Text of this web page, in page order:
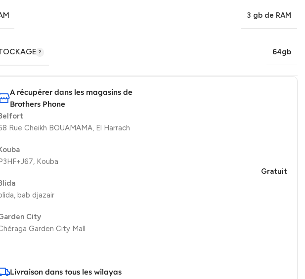
3 gb de RAM
64gb
A récupérer dans les magasins de
Brothers Phone
Rue Cheikh BOUAMAMA, El Harrach
Kouba
bab djazair
City
Garden City Mall
Gratuit
Livraison dans tous les wilayas